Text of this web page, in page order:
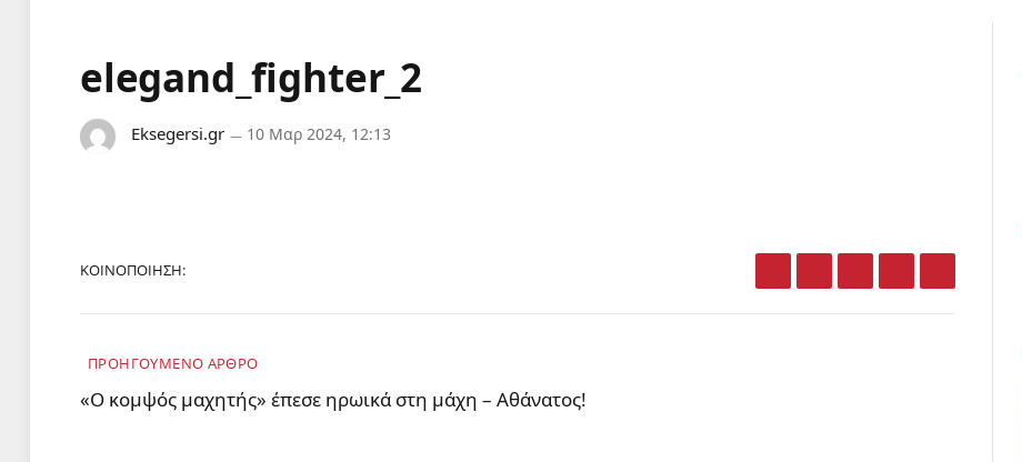
elegand_fighter_2
Eksegersi.gr 10 Μαρ 2024, 12:13
ΚΟΙΝΟΠΟΊΗΣΗ:
Facebook
TwitterLinkedIn
EmailWhatsApp
ΠΡΟΗΓΟΎΜΕΝΟ ΆΡΘΡΟ
«Ο κομψός μαχητής» έπεσε ηρωικά στη μάχη – Αθάνατος!